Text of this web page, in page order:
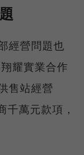
經營問題也
耀實業合作
售站經營
萬元款項，